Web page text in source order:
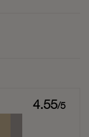
4.55/5